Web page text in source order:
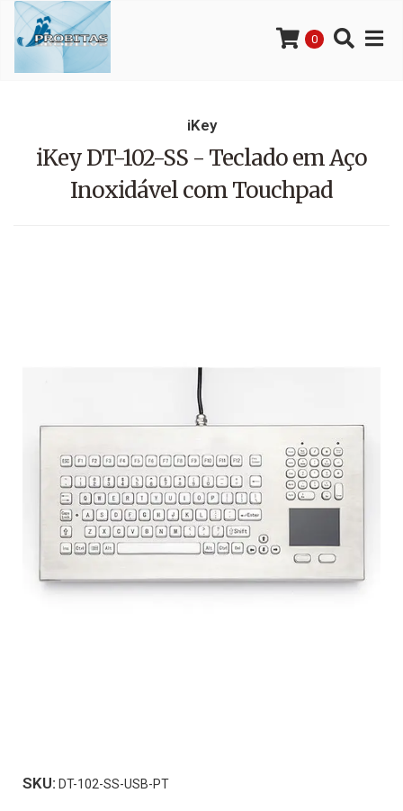
0
iKey
iKey DT-102-SS - Teclado em Aço
Inoxidável com Touchpad
SKU: DT-102-SS-USB-PT